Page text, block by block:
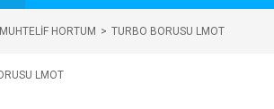
MUHTELİF HORTUM TURBO BORUSU LMOT